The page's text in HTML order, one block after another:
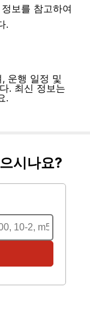
보를 참고하여
.
운행 일정 및
. 최신 정보는
.
시나요?